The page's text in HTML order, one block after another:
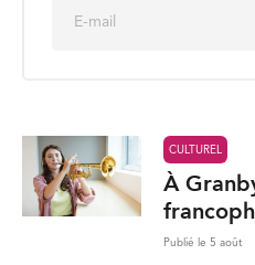
CULTUREL
À
Publié le 5 août